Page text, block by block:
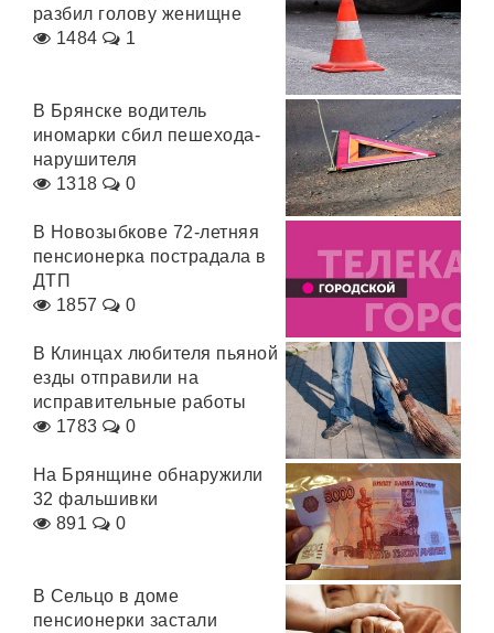
разбил голову женищне
1484
1
В Брянске водитель
иномарки сбил пешехода-
нарушителя
1318
0
В Новозыбкове 72-летняя
пенсионерка пострадала в
ДТП
1857
0
В Клинцах любителя пьяной
езды отправили на
исправительные работы
1783
0
На Брянщине обнаружили
32 фальшивки
891
0
В Сельцо в доме
пенсионерки застали